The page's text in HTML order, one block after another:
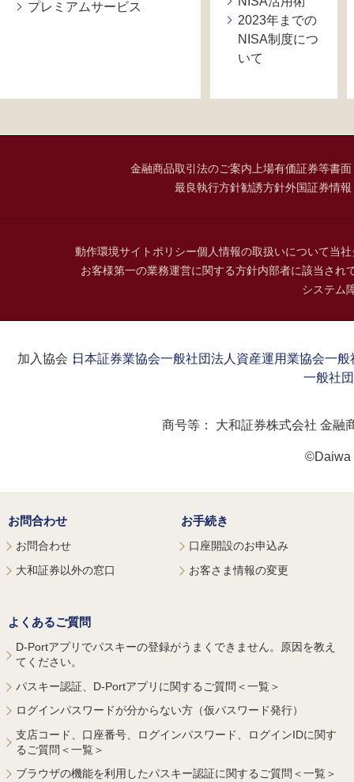
プレミアムサービス
2023年までの
NISA制度につ
いて
金融商品取引法のご案内 上場有価証券等書
最良執行方針勧誘方針外国証券情
動作環境サイトポリシー個人情報の取扱いについて当
お客様第一の業務運営に関する方針内部者に該当され
システム
加入協会：日本証券業協会一般社団法人資産運用業協会一般
一般社
商号等： 大和証券株式会社 金融
©Daiwa
お問合わせ
お問合わせ
大和証券以外の窓口
お手続き
口座開設のお申込み
お客さま情報の変更
よくあるご質問
D-Portアプリでパスキーの登録がうまくできません。原因を教え
てください。
パスキー認証、D-Portアプリに関するご質問＜一覧＞
ログインパスワードが分からない方（仮パスワード発行）
支店コード、口座番号、ログインパスワード、ログインIDに関す
るご質問＜一覧＞
ブラウザの機能を利用したパスキー認証に関するご質問＜一覧＞